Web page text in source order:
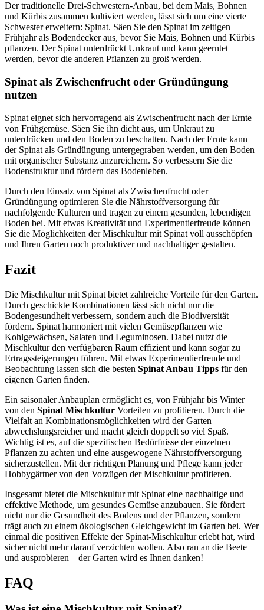
Der traditionelle Drei-Schwestern-Anbau, bei dem Mais, Bohnen
und Kürbis zusammen kultiviert werden, lässt sich um eine vierte
Schwester erweitern: Spinat. Säen Sie den Spinat im zeitigen
Frühjahr als Bodendecker aus, bevor Sie Mais, Bohnen und Kürbis
pflanzen. Der Spinat unterdrückt Unkraut und kann geerntet
werden, bevor die anderen Pflanzen zu groß werden.
Spinat als Zwischenfrucht oder Gründüngung
nutzen
Spinat eignet sich hervorragend als Zwischenfrucht nach der Ernte
von Frühgemüse. Säen Sie ihn dicht aus, um Unkraut zu
unterdrücken und den Boden zu beschatten. Nach der Ernte kann
der Spinat als Gründüngung untergegraben werden, um den Boden
mit organischer Substanz anzureichern. So verbessern Sie die
Bodenstruktur und fördern das Bodenleben.
Durch den Einsatz von Spinat als Zwischenfrucht oder
Gründüngung optimieren Sie die Nährstoffversorgung für
nachfolgende Kulturen und tragen zu einem gesunden, lebendigen
Boden bei. Mit etwas Kreativität und Experimentierfreude können
Sie die Möglichkeiten der Mischkultur mit Spinat voll ausschöpfen
und Ihren Garten noch produktiver und nachhaltiger gestalten.
Fazit
Die Mischkultur mit Spinat bietet zahlreiche Vorteile für den Garten.
Durch geschickte Kombinationen lässt sich nicht nur die
Bodengesundheit verbessern, sondern auch die Biodiversität
fördern. Spinat harmoniert mit vielen Gemüsepflanzen wie
Kohlgewächsen, Salaten und Leguminosen. Dabei nutzt die
Mischkultur den verfügbaren Raum effizient und kann sogar zu
Ertragssteigerungen führen. Mit etwas Experimentierfreude und
Beobachtung lassen sich die besten Spinat Anbau Tipps für den
eigenen Garten finden.
Ein saisonaler Anbauplan ermöglicht es, von Frühjahr bis Winter
von den Spinat Mischkultur Vorteilen zu profitieren. Durch die
Vielfalt an Kombinationsmöglichkeiten wird der Garten
abwechslungsreicher und macht gleich doppelt so viel Spaß.
Wichtig ist es, auf die spezifischen Bedürfnisse der einzelnen
Pflanzen zu achten und eine ausgewogene Nährstoffversorgung
sicherzustellen. Mit der richtigen Planung und Pflege kann jeder
Hobbygärtner von den Vorzügen der Mischkultur profitieren.
Insgesamt bietet die Mischkultur mit Spinat eine nachhaltige und
effektive Methode, um gesundes Gemüse anzubauen. Sie fördert
nicht nur die Gesundheit des Bodens und der Pflanzen, sondern
trägt auch zu einem ökologischen Gleichgewicht im Garten bei. Wer
einmal die positiven Effekte der Spinat-Mischkultur erlebt hat, wird
sicher nicht mehr darauf verzichten wollen. Also ran an die Beete
und ausprobieren – der Garten wird es Ihnen danken!
FAQ